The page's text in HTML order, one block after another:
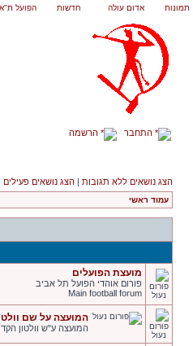
תמונות אדום עולה חדשות הפועל
התחבר הרשמה
הצג נושאים ללא תגובות | הצג נושאים פעילים
עמוד ראשי
מועצת הפועלים
פורום אוהדי הפועל תל אביב
Main football forum
המועצה על שם
המועצה ע"ש וולטון